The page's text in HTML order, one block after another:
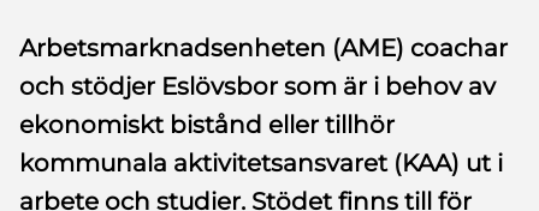
Arbetsmarknadsenheten (AME) coachar
och stödjer Eslövsbor som är i behov av
ekonomiskt bistånd eller tillhör
kommunala aktivitetsansvaret (KAA) ut i
arbete och studier. Stödet finns till för